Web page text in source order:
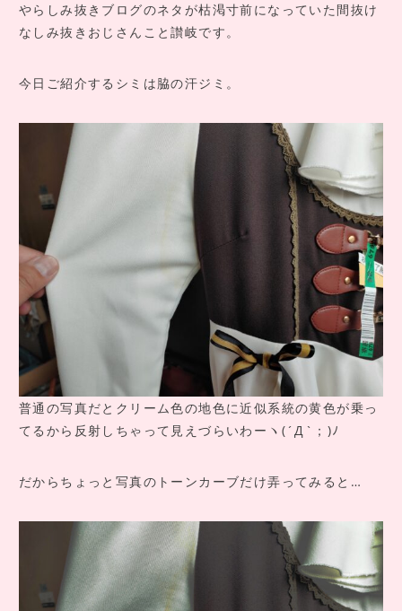
COMPANY INFO
会社情報
CONTACT
お問い合わせ
やらしみ抜きブログのネタが枯渇寸前になっていた間抜け
なしみ抜きおじさんこと讃岐です。
今日ご紹介するシミは脇の汗ジミ。
普通の写真だとクリーム色の地色に近似系統の黄色が乗っ
てるから反射しちゃって見えづらいわーヽ(´Д`；)ﾉ
だからちょっと写真のトーンカーブだけ弄ってみると…